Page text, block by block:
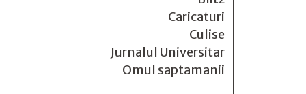
Caricaturi
Culise
Jurnalul Universitar
Omul saptamanii